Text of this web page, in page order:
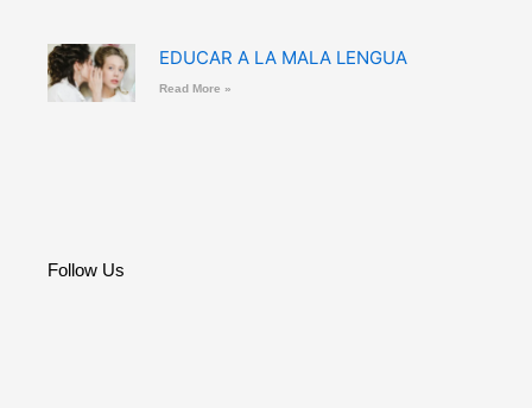
EDUCAR A LA MALA LENGUA
Read More »
Follow Us